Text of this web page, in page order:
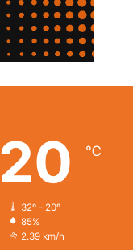
20 ℃
32º - 20º
85%
2.39 km/h